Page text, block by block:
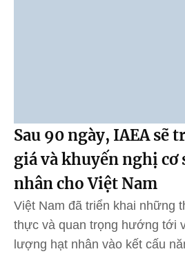
Sau 90 ngày, IAEA sẽ
giá và khuyến nghị cơ
nhân cho Việt Nam
Việt Nam đã triển khai những
thực và quan trọng hướng tới
lượng hạt nhân vào kết cấu